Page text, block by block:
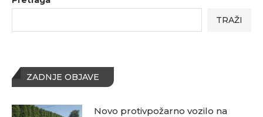
TRAŽI
ZADNJE OBJAVE
Novo protivpožarno vozilo na